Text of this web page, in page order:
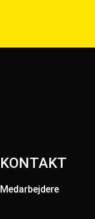
KONTAKT
Medarbejdere